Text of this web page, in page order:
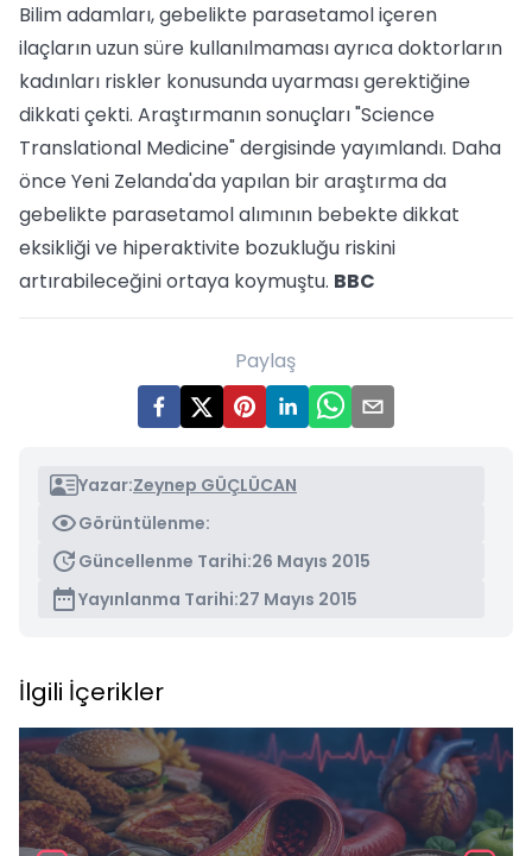
Bilim adamları, gebelikte parasetamol içeren
ilaçların uzun süre kullanılmaması ayrıca doktorların
kadınları riskler konusunda uyarması gerektiğine
dikkati çekti. Araştırmanın sonuçları "Science
Translational Medicine" dergisinde yayımlandı. Daha
önce Yeni Zelanda'da yapılan bir araştırma da
gebelikte parasetamol alımının bebekte dikkat
eksikliği ve hiperaktivite bozukluğu riskini
artırabileceğini ortaya koymuştu. BBC
Paylaş
Yazar:Zeynep GÜÇLÜCAN
Görüntülenme:
Güncellenme Tarihi:26 Mayıs 2015
Yayınlanma Tarihi:27 Mayıs 2015
İlgili İçerikler